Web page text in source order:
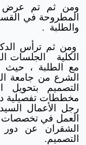
ومن ثم تم عرض
المطروحة في
والطلبة .
ومن ثم ترأس
الكلية الجلسات
مع الطلبة ، حيث
الشرع من جامعة
التصميم بتحويل
مخططات تفصيلية
رجل الأعمال
العمل في تخصصات
الشقران عن دور
التصميم.